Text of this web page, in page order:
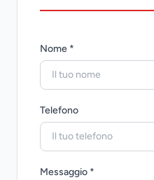
Nome *
Telefono
Messaggio *